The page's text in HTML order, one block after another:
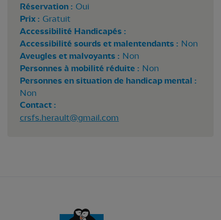
Réservation : Oui
Prix : Gratuit
Accessibilité Handicapés :
Accessibilité sourds et malentendants : Non
Aveugles et malvoyants : Non
Personnes à mobilité réduite : Non
Personnes en situation de handicap mental :
Non
Contact :
crsfs.herault@gmail.com